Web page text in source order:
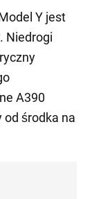
Y jest
Niedrogi
A390
od środka na